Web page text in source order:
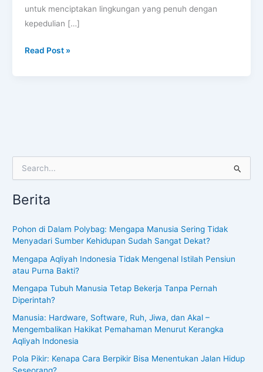
untuk menciptakan lingkungan yang penuh dengan
kepedulian […]
Read Post »
e
r
h
f
r
:
Berita
Pohon di Dalam Polybag: Mengapa Manusia Sering Tidak
Menyadari Sumber Kehidupan Sudah Sangat Dekat?
Mengapa Aqliyah Indonesia Tidak Mengenal Istilah Pensiun
atau Purna Bakti?
Mengapa Tubuh Manusia Tetap Bekerja Tanpa Pernah
Diperintah?
Manusia: Hardware, Software, Ruh, Jiwa, dan Akal –
Mengembalikan Hakikat Pemahaman Menurut Kerangka
Aqliyah Indonesia
Pola Pikir: Kenapa Cara Berpikir Bisa Menentukan Jalan Hidup